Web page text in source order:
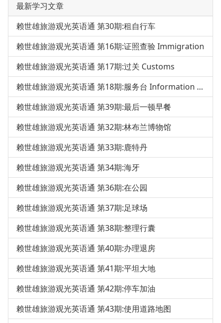
最新学习文章
赖世雄旅游观光英语通 第30期:租自行车
赖世雄旅游观光英语通 第16期:证照查验 Immigration
赖世雄旅游观光英语通 第17期:过关 Customs
赖世雄旅游观光英语通 第18期:服务台 Information Desk
赖世雄旅游观光英语通 第39期:最后一顿早餐
赖世雄旅游观光英语通 第32期:林布兰博物馆
赖世雄旅游观光英语通 第33期:鹿特丹
赖世雄旅游观光英语通 第34期:海牙
赖世雄旅游观光英语通 第36期:在公园
赖世雄旅游观光英语通 第37期:足球场
赖世雄旅游观光英语通 第38期:整理行囊
赖世雄旅游观光英语通 第40期:办理退房
赖世雄旅游观光英语通 第41期:平坦大地
赖世雄旅游观光英语通 第42期:停车加油
赖世雄旅游观光英语通 第43期:使用道路地图